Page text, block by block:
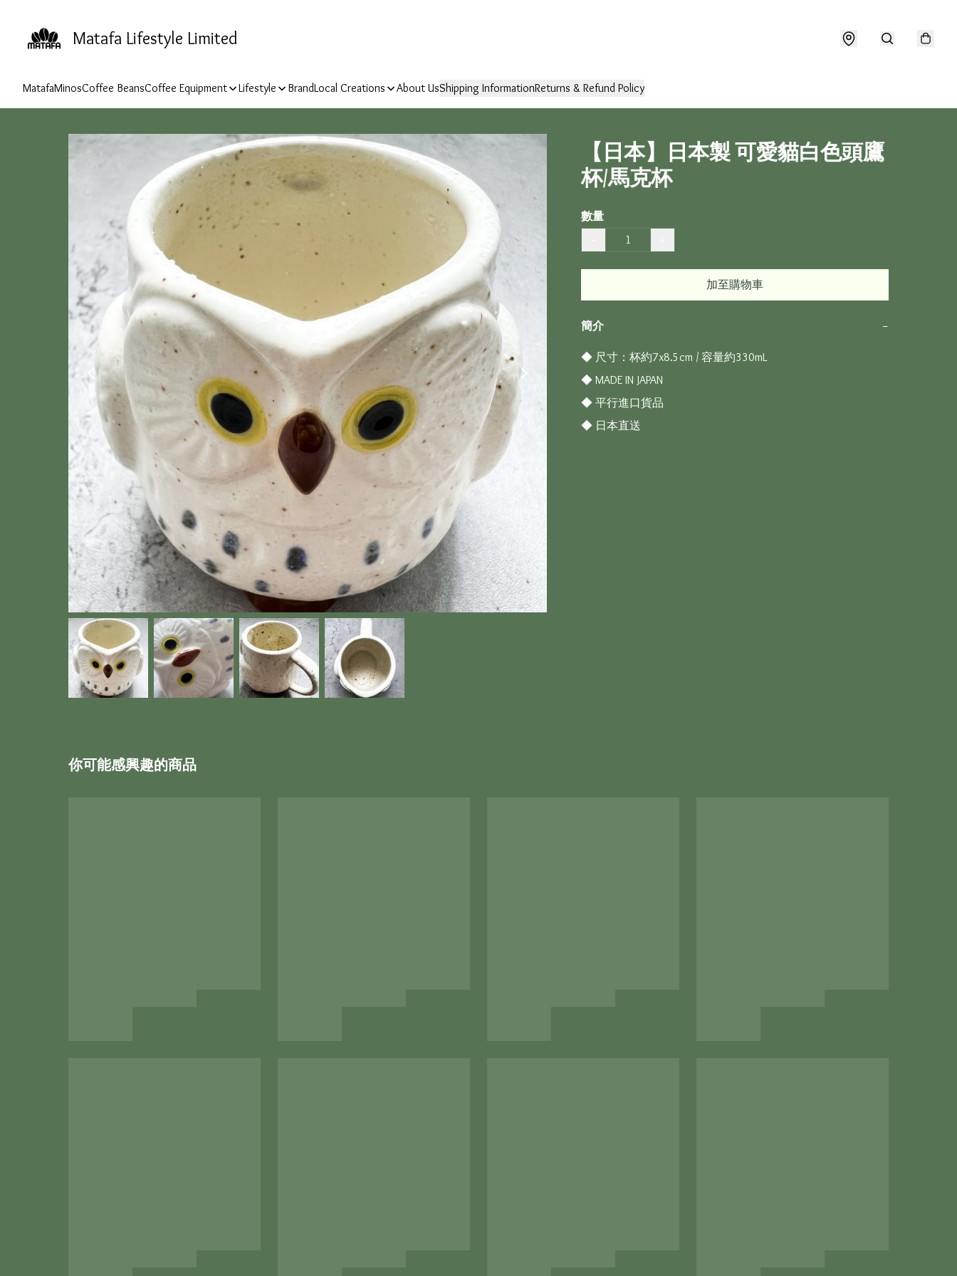
Matafa Lifestyle Limited
MatafaMinosCoffee BeansCoffee Equipment Lifestyle BrandLocal Creations About UsShipping InformationReturns & Refund Policy
【日本】日本製 可愛貓白色頭鷹
杯/馬克杯
數量
加至購物車
簡介 −
◆ 尺寸：杯約7x8.5cm / 容量約330mL
◆ MADE IN JAPAN
◆ 平行進口貨品
◆ 日本直送
你可能感興趣的商品